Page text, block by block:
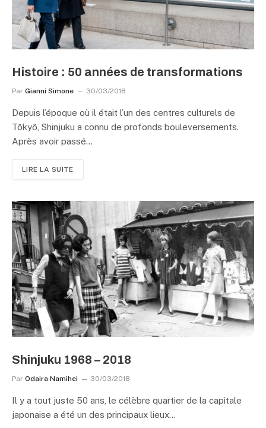
Histoire : 50 années de transformations
Par Gianni Simone 30/03/2018
Depuis l’époque où il était l’un des centres culturels de
Tôkyô, Shinjuku a connu de profonds bouleversements.
Après avoir passé…
LIRE LA SUITE
Shinjuku 1968 – 2018
Par Odaira Namihei 30/03/2018
Il y a tout juste 50 ans, le célèbre quartier de la capitale
japonaise a été un des principaux lieux…